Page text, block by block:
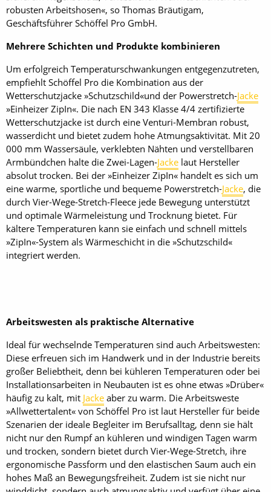
robusten Arbeitshosen«, so Thomas Bräutigam,
Geschäftsführer Schöffel Pro GmbH.
Mehrere Schichten und Produkte kombinieren
Um erfolgreich Temperaturschwankungen entgegenzutreten,
empfiehlt Schöffel Pro die Kombination aus der
Wetterschutzjacke »Schutzschild«und der Powerstretch-Jacke
»Einheizer ZipIn«. Die nach EN 343 Klasse 4/4 zertifizierte
Wetterschutzjacke ist durch eine Venturi-Membran robust,
wasserdicht und bietet zudem hohe Atmungsaktivität. Mit 20
000 mm Wassersäule, verklebten Nähten und verstellbaren
Armbündchen halte die Zwei-Lagen-Jacke laut Hersteller
absolut trocken. Bei der »Einheizer ZipIn« handelt es sich um
eine warme, sportliche und bequeme Powerstretch-Jacke, die
durch Vier-Wege-Stretch-Fleece jede Bewegung unterstützt
und optimale Wärmeleistung und Trocknung bietet. Für
kältere Temperaturen kann sie einfach und schnell mittels
»ZipIn«-System als Wärmeschicht in die »Schutzschild«
integriert werden.
Arbeitswesten als praktische Alternative
Ideal für wechselnde Temperaturen sind auch Arbeitswesten:
Diese erfreuen sich im Handwerk und in der Industrie bereits
großer Beliebtheit, denn bei kühleren Temperaturen oder bei
Installationsarbeiten in Neubauten ist es ohne etwas »Drüber«
häufig zu kalt, mit Jacke aber zu warm. Die Arbeitsweste
»Allwettertalent« von Schöffel Pro ist laut Hersteller für beide
Szenarien der ideale Begleiter im Berufsalltag, denn sie hält
nicht nur den Rumpf an kühleren und windigen Tagen warm
und trocken, sondern bietet durch Vier-Wege-Stretch, ihre
ergonomische Passform und den elastischen Saum auch ein
hohes Maß an Bewegungsfreiheit. Zudem ist sie nicht nur